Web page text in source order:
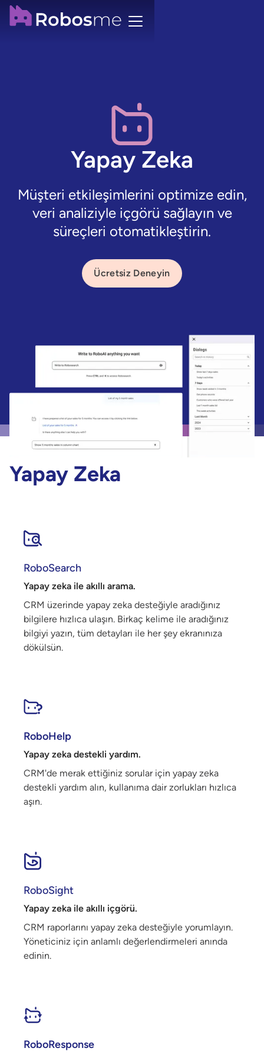
Yapay Zeka
Müşteri etkileşimlerini optimize edin,
veri analiziyle içgörü sağlayın ve
süreçleri otomatikleştirin.
Ücretsiz Deneyin
Yapay Zeka
RoboSearch
Yapay zeka ile akıllı arama.
CRM üzerinde yapay zeka desteğiyle aradığınız
bilgilere hızlıca ulaşın. Birkaç kelime ile aradığınız
bilgiyi yazın, tüm detayları ile her şey ekranınıza
dökülsün.
RoboHelp
Yapay zeka destekli yardım.
CRM'de merak ettiğiniz sorular için yapay zeka
destekli yardım alın, kullanıma dair zorlukları hızlıca
aşın.
RoboSight
Yapay zeka ile akıllı içgörü.
CRM raporlarını yapay zeka desteğiyle yorumlayın.
Yöneticiniz için anlamlı değerlendirmeleri anında
edinin.
RoboResponse